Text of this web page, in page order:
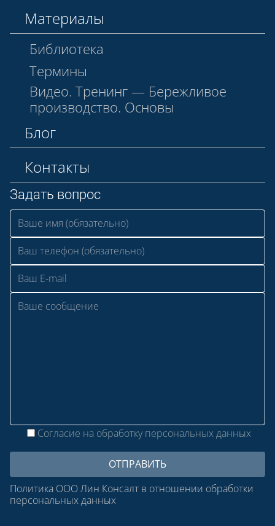
Материалы
Библиотека
Термины
Видео. Тренинг — Бережливое
производство. Основы
Блог
Контакты
Задать вопрос
Согласие на обработку персональных данных
Политика ООО Лин Консалт в отношении обработки
персональных данных